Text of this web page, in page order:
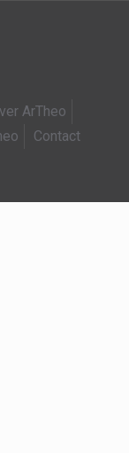
ArTheo
Contact